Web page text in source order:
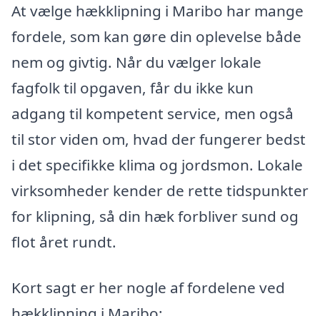
At vælge hækklipning i Maribo har mange
fordele, som kan gøre din oplevelse både
nem og givtig. Når du vælger lokale
fagfolk til opgaven, får du ikke kun
adgang til kompetent service, men også
til stor viden om, hvad der fungerer bedst
i det specifikke klima og jordsmon. Lokale
virksomheder kender de rette tidspunkter
for klipning, så din hæk forbliver sund og
flot året rundt.
Kort sagt er her nogle af fordelene ved